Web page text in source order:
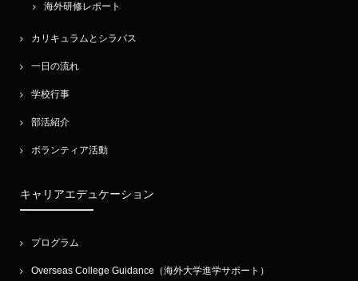
海外研修レポート
カリキュラムとシラバス
一日の流れ
学校行事
部活紹介
ボランティア活動
キャリアエデュケーション
プログラム
Overseas College Guidance（海外大学進学サポート）